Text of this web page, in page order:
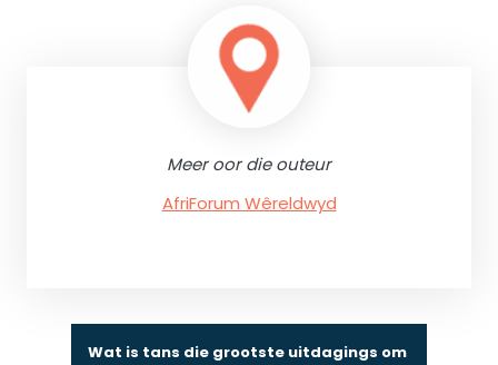
Meer oor die outeur
AfriForum Wêreldwyd
Wat is tans die grootste uitdagings om